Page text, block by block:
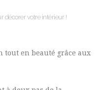
décorer votre intérieur !
tout en beauté grâce aux